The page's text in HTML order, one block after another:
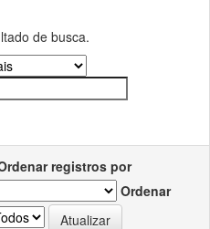
de busca.
registros por
Ordenar